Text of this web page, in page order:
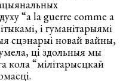
“a la guerre comme a
і гуманітарыямі
сцэнарыі новай вайны,
ці здольныя мы
кола “мілітарысцкай